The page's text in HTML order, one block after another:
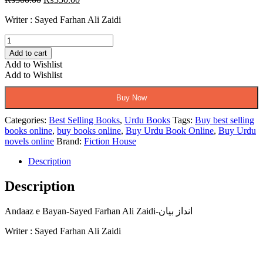
was:
is:
Writer : Sayed Farhan Ali Zaidi
Andaaz
e
Bayan-
Sayed
Farhan
بیان
quantity
Add to cart
Add to Wishlist
Add to Wishlist
Buy Now
Categories: Best Selling Books, Urdu Books Tags: Buy best selling
books online, buy books online, Buy Urdu Book Online, Buy Urdu
novels online Brand: Fiction House
Description
Description
Andaaz e Bayan-Sayed Farhan Ali Zaidi-انداز بیان
Writer : Sayed Farhan Ali Zaidi